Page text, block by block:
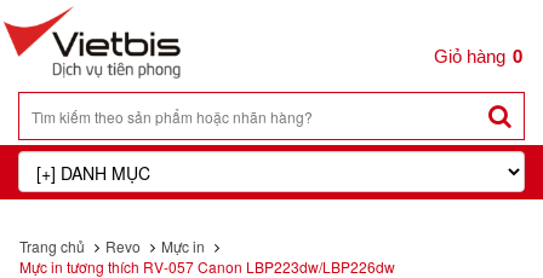
0
Trang chủ Revo
Mực in
Mực in tương thích RV-057 Canon LBP223dw/LBP226dw